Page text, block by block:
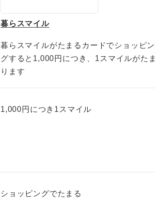
暮らスマイル
暮らスマイルがたまるカードでショッピン
グすると1,000円につき、1スマイルがたま
ります
1,000円につき 1スマイル
ショッピングでたまる